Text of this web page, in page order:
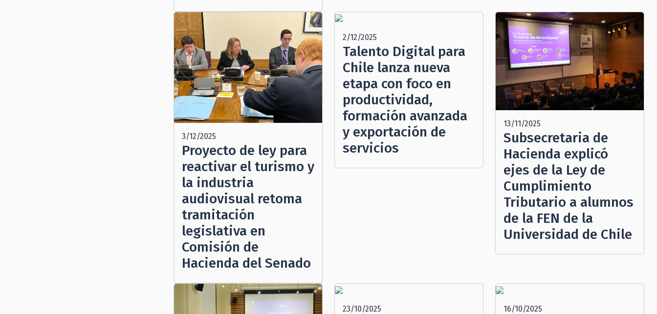
3/12/2025
Proyecto de ley para
reactivar el turismo y
la industria
audiovisual retoma
tramitación
legislativa en
Comisión de
Hacienda del Senado
2/12/2025
Talento Digital para
Chile lanza nueva
etapa con foco en
productividad,
formación avanzada
y exportación de
servicios
13/11/2025
Subsecretaria de
Hacienda explicó
ejes de la Ley de
Cumplimiento
Tributario a alumnos
de la FEN de la
Universidad de Chile
23/10/2025 16/10/2025